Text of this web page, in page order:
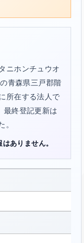
ニホンチュウオ
青森県三戸郡階
所在する法人で
最終登記更新は
。
ありません。